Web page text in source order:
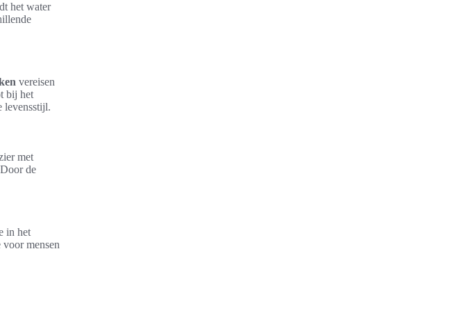
het water
vereisen
bij het
levensstijl.
met
de
in het
mensen